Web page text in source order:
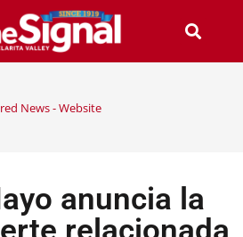
News - Website
anuncia la